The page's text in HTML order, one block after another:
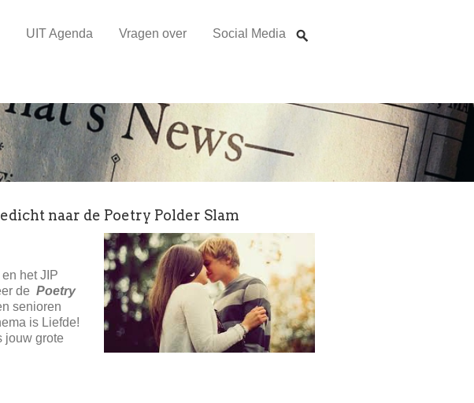
UIT Agenda Vragen over Social Media
naar de Poetry Polder Slam
het JIP
de Poetry
senioren
is Liefde!
jouw grote